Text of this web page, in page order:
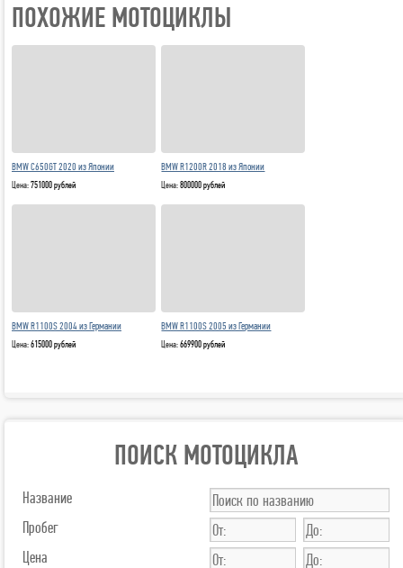
ПОХОЖИЕ МОТОЦИКЛЫ
BMW C650GT 2020 из Японии
Цена:751000 рублей
BMW R1200R 2018 из Японии
Цена:800000 рублей
BMW R1100S 2004 из Германии
Цена:615000 рублей
BMW R1100S 2005 из Германии
Цена:669900 рублей
ПОИСК МОТОЦИКЛА
Название
Пробег
Цена